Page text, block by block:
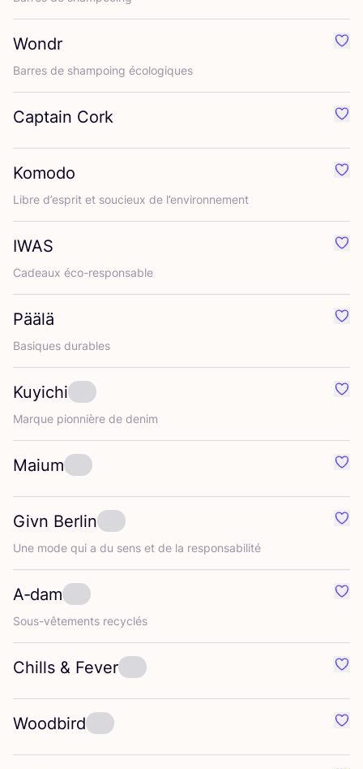
Wondr
Barres de sham­poing écologiques
Captain Cork
Komodo
Libre d’es­prit et sou­cieux de l’environnement
IWAS
Cadeaux éco-res­pon­sable
Päälä
Basiques durables
Kuyichi
Marque pion­nière de denim
Maium
Givn Berlin
Une mode qui a du sens et de la responsabilité
A‑dam
Sous-vête­ments recyclés
Chills & Fever
Woodbird